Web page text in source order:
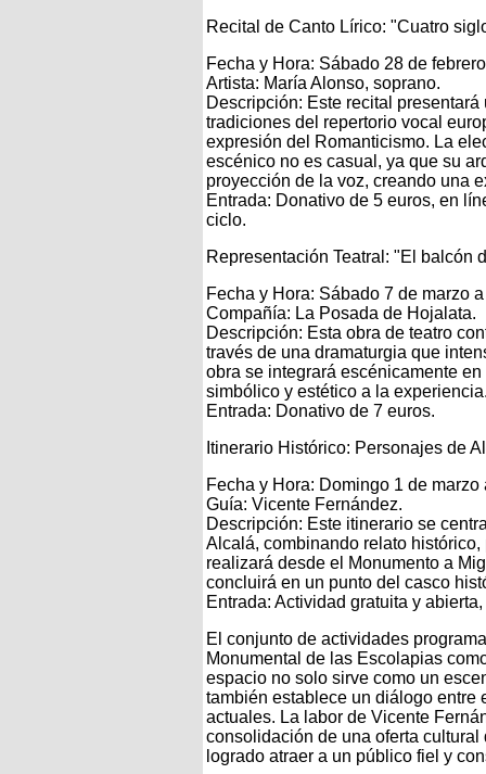
Recital de Canto Lírico: "Cuatro
Fecha y Hora: Sábado 28 de
Artista: María Alonso, soprano.
Descripción: Este recital
tradiciones del repertorio vocal
expresión del Romanticismo. La
escénico no es casual, ya que su
proyección de la voz, creando una
Entrada: Donativo de 5 euros, en
ciclo.
Representación Teatral: "El balcón
Fecha y Hora: Sábado 7 de marzo
Compañía: La Posada de Hojalata.
Descripción: Esta obra de teatro
través de una dramaturgia que
obra se integrará escénicamente
simbólico y estético a la experiencia.
Entrada: Donativo de 7 euros.
Itinerario Histórico: Personajes de
Fecha y Hora: Domingo 1 de marzo
Guía: Vicente Fernández.
Descripción: Este itinerario se
Alcalá, combinando relato
realizará desde el Monumento a
concluirá en un punto del casco
Entrada: Actividad gratuita y
El conjunto de actividades
Monumental de las Escolapias
espacio no solo sirve como un
también establece un diálogo entre
actuales. La labor de Vicente
consolidación de una oferta
logrado atraer a un público fiel y